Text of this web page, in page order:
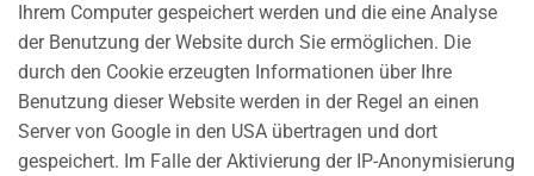
Ihrem Computer gespeichert werden und die eine Analyse
der Benutzung der Website durch Sie ermöglichen. Die
durch den Cookie erzeugten Informationen über Ihre
Benutzung dieser Website werden in der Regel an einen
Server von Google in den USA übertragen und dort
gespeichert. Im Falle der Aktivierung der IP-Anonymisierung